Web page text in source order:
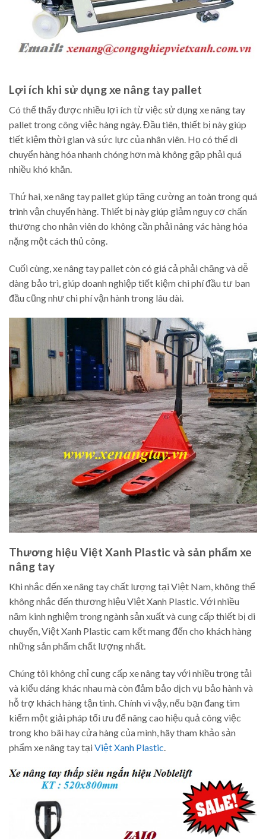
Lợi ích khi sử dụng xe nâng tay pallet
Có thể thấy được nhiều lợi ích từ việc sử dụng xe nâng tay
pallet trong công việc hàng ngày. Đầu tiên, thiết bị này giúp
tiết kiệm thời gian và sức lực của nhân viên. Họ có thể di
chuyển hàng hóa nhanh chóng hơn mà không gặp phải quá
nhiều khó khăn.
Thứ hai, xe nâng tay pallet giúp tăng cường an toàn trong quá
trình vận chuyển hàng. Thiết bị này giúp giảm nguy cơ chấn
thương cho nhân viên do không cần phải nâng vác hàng hóa
nặng một cách thủ công.
Cuối cùng, xe nâng tay pallet còn có giá cả phải chăng và dễ
dàng bảo trì, giúp doanh nghiệp tiết kiệm chi phí đầu tư ban
đầu cũng như chi phí vận hành trong lâu dài.
Thương hiệu Việt Xanh Plastic và sản phẩm xe
nâng tay
Khi nhắc đến xe nâng tay chất lượng tại Việt Nam, không thể
không nhắc đến thương hiệu Việt Xanh Plastic. Với nhiều
năm kinh nghiệm trong ngành sản xuất và cung cấp thiết bị di
chuyển, Việt Xanh Plastic cam kết mang đến cho khách hàng
những sản phẩm chất lượng nhất.
Chúng tôi không chỉ cung cấp xe nâng tay với nhiều trọng tải
và kiểu dáng khác nhau mà còn đảm bảo dịch vụ bảo hành và
hỗ trợ khách hàng tận tình. Chính vì vậy, nếu bạn đang tìm
kiếm một giải pháp tối ưu để nâng cao hiệu quả công việc
trong kho bãi hay cửa hàng của mình, hãy tham khảo sản
phẩm xe nâng tay tạiViệt Xanh Plastic.